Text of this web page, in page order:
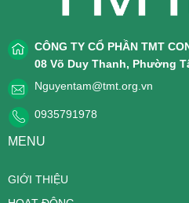
CÔNG TY CỔ PHẦN TMT
08 Võ Duy Thanh, Phường
Nguyentam@tmt.org.vn
0935791978
MENU
GIỚI THIỆU